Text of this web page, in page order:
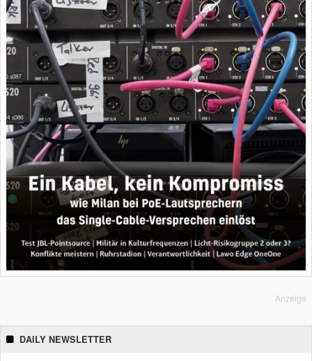
Anzeige
DAILY NEWSLETTER